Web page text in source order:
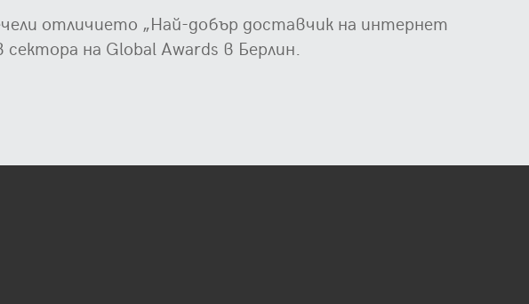
отличието „Най-добър доставчик на интернет
на Global Awards в Берлин.